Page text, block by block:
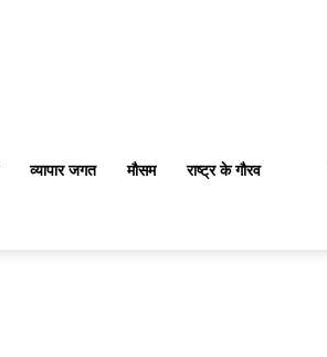
व्यापार जगत मौसम राष्ट्र के गौरव